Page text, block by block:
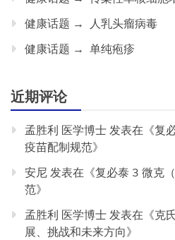
健康话题 → 人乳头瘤病毒
健康话题 → 单纯疱疹
近期评论
孟胜利 医学博士 发表在《复
疫苗配制规范》
安尼 发表在《复必泰 3 微克
范》
孟胜利 医学博士 发表在《克
展、挑战和未来方向》